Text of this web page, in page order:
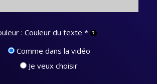
: Couleur du texte *
Comme dans la vidéo
Je veux choisir